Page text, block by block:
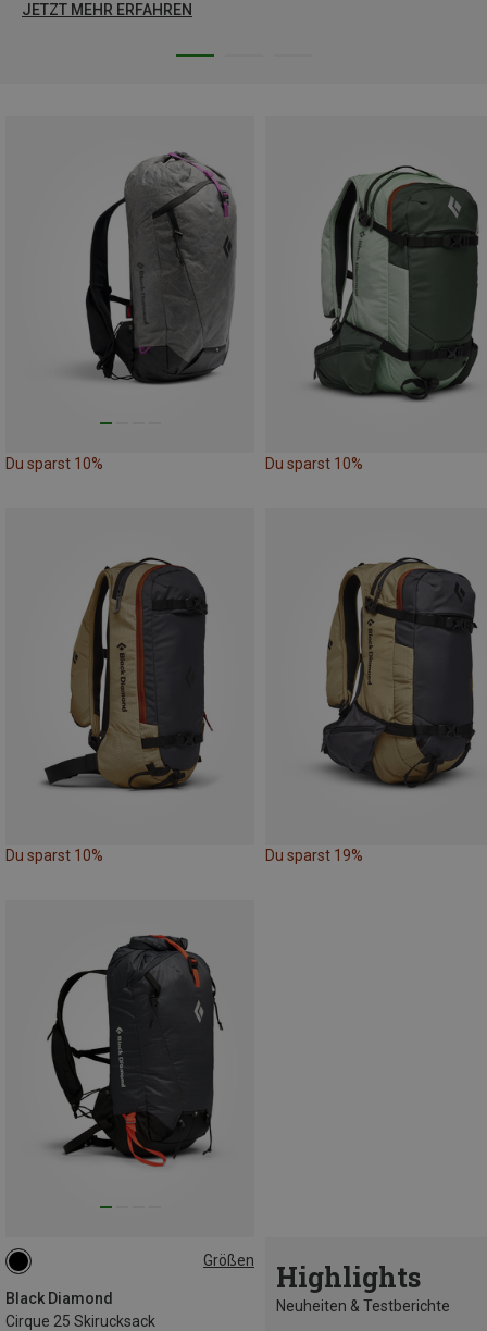
JETZT MEHR ERFAHREN
Du sparst 10% Du sparst 10%
Du sparst 10% Du sparst 19%
Größen
Black Diamond
Cirque 25 Skirucksack
25L | S-M Highlights
Neuheiten & Testberichte